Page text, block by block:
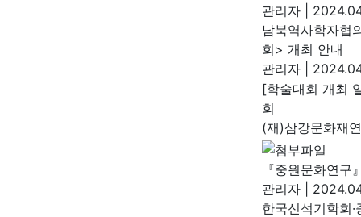
관리자
남북역사학자협
회> 개최 안내
관리자
[학술대회 개최
회
(재)삼강문화재
『중원문화연
관리자
한국신석기학회